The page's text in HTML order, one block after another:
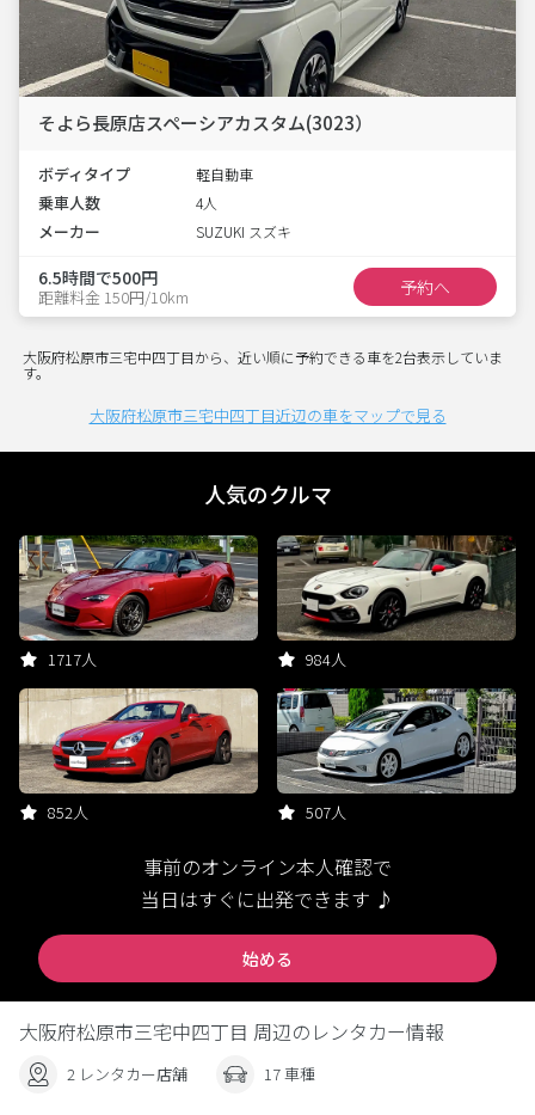
そよら長原店スペーシアカスタム(3023）
ボディタイプ 軽自動車
乗車人数 4人
メーカー SUZUKI スズキ
6.5時間で500円
距離料金 150円/10km 予約へ
大阪府松原市三宅中四丁目から、近い順に予約できる車を2台表示していま
す。
大阪府松原市三宅中四丁目近辺の車をマップで見る
人気のクルマ
1717人 984人
852人 507人
事前のオンライン本人確認で
当日はすぐに出発できます ♪
始める
大阪府松原市三宅中四丁目 周辺のレンタカー情報
2 レンタカー店舗 17 車種